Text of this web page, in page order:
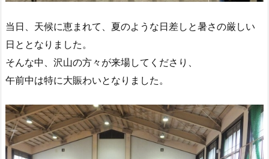
当日、天候に恵まれて、夏のような日差しと暑さの厳しい
日ととなりました。
そんな中、沢山の方々が来場してくださり、
午前中は特に大賑わいとなりました。